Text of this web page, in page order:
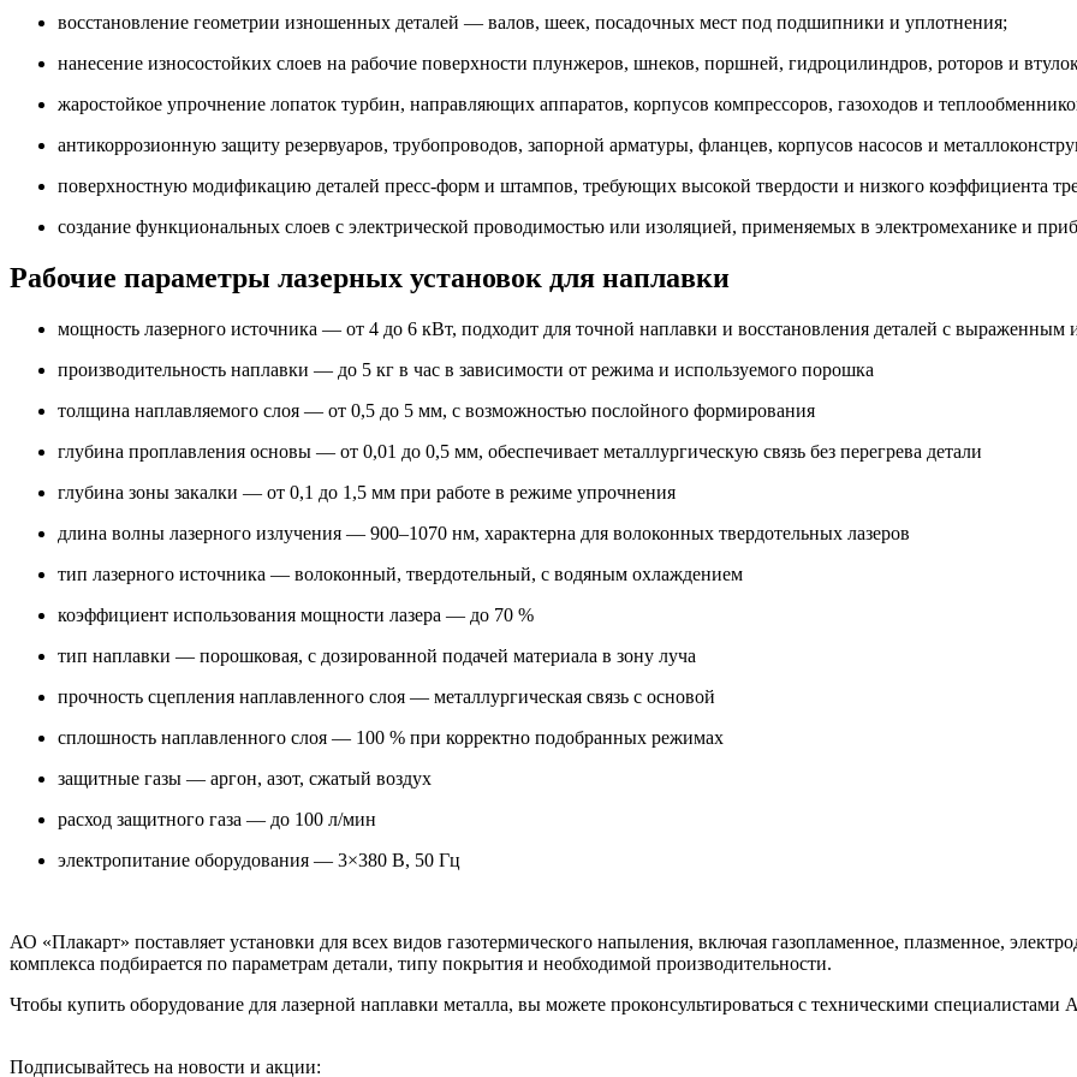
восстановление геометрии изношенных деталей — валов, шеек, посадочных мест под подшипники и уплотнения;
нанесение износостойких слоев на рабочие поверхности плунжеров, шнеков, поршней, гидроцилиндров, роторов и
жаростойкое упрочнение лопаток турбин, направляющих аппаратов, корпусов компрессоров, газоходов и
антикоррозионную защиту резервуаров, трубопроводов, запорной арматуры, фланцев, корпусов насосов и
поверхностную модификацию деталей пресс-форм и штампов, требующих высокой твердости и низкого коэффициента
создание функциональных слоев с электрической проводимостью или изоляцией, применяемых в электромеханике и
Рабочие параметры лазерных установок для наплавки
мощность лазерного источника — от 4 до 6 кВт, подходит для точной наплавки и восстановления деталей с выраженным
производительность наплавки — до 5 кг в час в зависимости от режима и используемого порошка
толщина наплавляемого слоя — от 0,5 до 5 мм, с возможностью послойного формирования
глубина проплавления основы — от 0,01 до 0,5 мм, обеспечивает металлургическую связь без перегрева детали
глубина зоны закалки — от 0,1 до 1,5 мм при работе в режиме упрочнения
длина волны лазерного излучения — 900–1070 нм, характерна для волоконных твердотельных лазеров
тип лазерного источника — волоконный, твердотельный, с водяным охлаждением
коэффициент использования мощности лазера — до 70 %
тип наплавки — порошковая, с дозированной подачей материала в зону луча
прочность сцепления наплавленного слоя — металлургическая связь с основой
сплошность наплавленного слоя — 100 % при корректно подобранных режимах
защитные газы — аргон, азот, сжатый воздух
расход защитного газа — до 100 л/мин
электропитание оборудования — 3×380 В, 50 Гц
АО «Плакарт» поставляет установки для всех видов газотермического напыления, включая газопламенное, плазменное,
комплекса подбирается по параметрам детали, типу покрытия и необходимой производительности.
Чтобы купить оборудование для лазерной наплавки металла, вы можете проконсультироваться с техническими специалистами
Подписывайтесь на новости и акции: